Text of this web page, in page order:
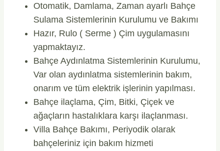
Otomatik, Damlama, Zaman ayarlı Bahçe
Sulama Sistemlerinin Kurulumu ve Bakımı
Hazır, Rulo ( Serme ) Çim uygulamasını
yapmaktayız.
Bahçe Aydınlatma Sistemlerinin Kurulumu,
Var olan aydınlatma sistemlerinin bakım,
onarım ve tüm elektrik işlerinin yapılması.
Bahçe ilaçlama, Çim, Bitki, Çiçek ve
ağaçların hastalıklara karşı ilaçlanması.
Villa Bahçe Bakımı, Periyodik olarak
bahçeleriniz için bakım hizmeti